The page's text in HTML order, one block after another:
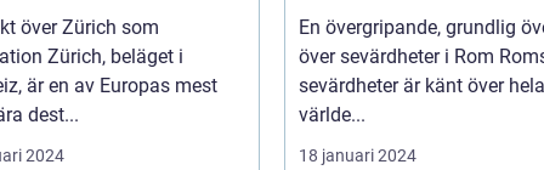
över Zürich som
beläget i
är en av Europas mest
dest...
2024
En övergripande, grundlig
över sevärdheter i Rom Roms
sevärdheter är känt över hela
världe...
18 januari 2024